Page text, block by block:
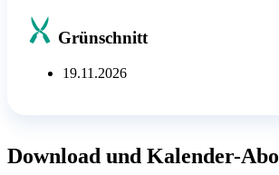
Grünschnitt
19.11.2026
Download und Kalender-Abo